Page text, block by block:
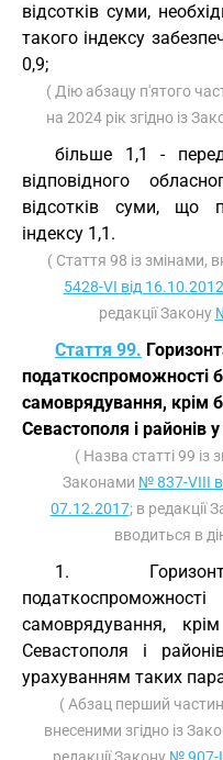
відсотків суми,
такого індексу
0,9;
( Дію абзацу п'ятого
на 2024 рік згідно із
більше 1,1 -
відповідного
відсотків суми, що
індексу 1,1.
( Стаття 98 із змінами,
5428-VI від 16.10.2012
редакції Закону
Стаття 99.
податкоспроможності
самоврядування, крім
Севастополя і районів
( Назва статті 99 із
Законами № 837-VIII
07.12.2017; в редакції
вводиться в
1.
самоврядування,
Севастополя і
урахуванням таких
( Абзац перший
внесеними згідно із